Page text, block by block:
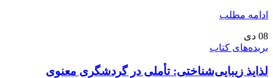
ادامه مطلب
08 دی
بریده‌های کتاب
لذایذ زیبایی‌شناختی: تأملی در گردشگری معنوی